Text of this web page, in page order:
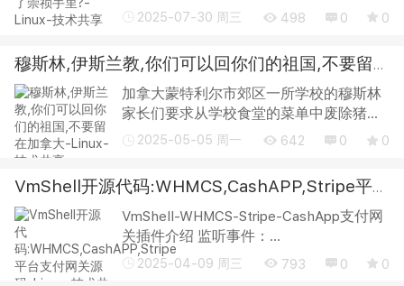
帝朱厚熜，热爱木匠事业的天启皇帝朱由
朱翊钧...
2025-07-30 周三 498 0 0
穆斯林,伊斯兰教,你们可以回你们的祖国,不要留在加拿大
加拿大蒙特利尔市郊区一所学校的穆斯林
家长们要求从学校食堂的菜单中废除猪肉
类菜肴,多瓦尔市长拒绝了这一要求,市政
接...
2025-05-05 周一 642 0 0
VmShell开源代码:WHMCS,CashAPP,Stripe平台支付网关源码
VmShell-WHMCS-Stripe-CashApp支付网
关插件介绍 监听事件：
payment_intent.succeeded
payment_intent.payment_failed （可选）
2025-04-09 周三 793 0 0